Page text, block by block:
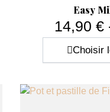
Easy
14,90 €
Choisir